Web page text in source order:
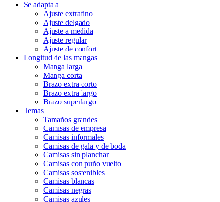
Se adapta a
Ajuste extrafino
Ajuste delgado
Ajuste a medida
Ajuste regular
Ajuste de confort
Longitud de las mangas
Manga larga
Manga corta
Brazo extra corto
Brazo extra largo
Brazo superlargo
Temas
Tamaños grandes
Camisas de empresa
Camisas informales
Camisas de gala y de boda
Camisas sin planchar
Camisas con puño vuelto
Camisas sostenibles
Camisas blancas
Camisas negras
Camisas azules